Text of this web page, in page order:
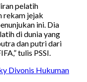
pelatih
rekam jejak
ini. Dia
di dunia yang
dan putri dari
tulis PSSI.
Divonis Hukuman